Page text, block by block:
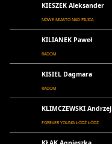
KIESZEK Aleksander
NOWE MIASTO NAD PILICĄ
KILIANEK Paweł
RADOM
KISIEL Dagmara
RADOM
KLIMCZEWSKI Andrzej
FOREVER YOUNG ŁÓDŹ ŁÓDŹ